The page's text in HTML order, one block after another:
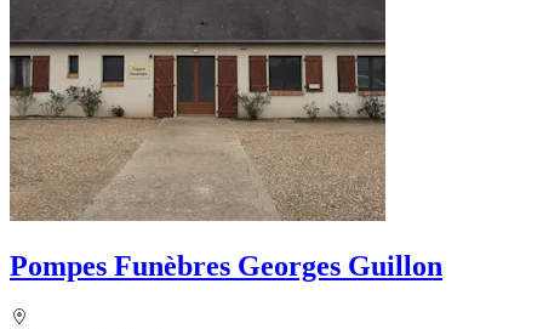
Pompes Funèbres Georges Guillon